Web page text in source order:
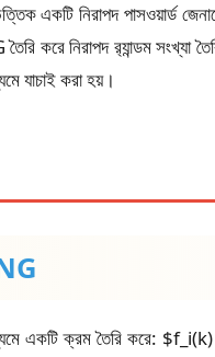
একটি নিরাপদ
নিরাপদ র‍্যান্ডম সংখ্যা
যাচাই করা হয়।
মাধ্যমে একটি ক্রম তৈরি